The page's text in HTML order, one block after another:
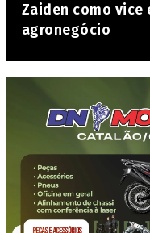
Zaiden como vice
agronegócio